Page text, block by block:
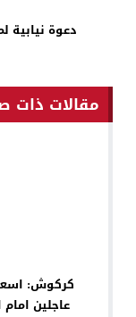
دعوة نيابية
مقالات ذات
كركوش:
عاجلين